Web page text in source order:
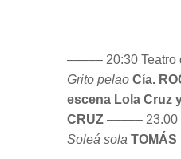
CRUZ ––––– 23.00
Soleá sola